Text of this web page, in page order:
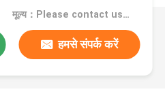
मूल्य：Please contact us for the price
हमसे संपर्क करें